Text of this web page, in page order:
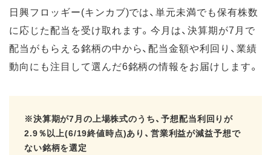
日興フロッギー(キンカブ)では、単元未満でも保有株数
に応じた配当を受け取れます。今月は、決算期が7月で
配当がもらえる銘柄の中から、配当金額や利回り、業績
動向にも注目して選んだ6銘柄の情報をお届けします。
※決算期が7月の上場株式のうち、予想配当利回りが
2.9％以上(6/19終値時点)あり、営業利益が減益予想で
ない銘柄を選定